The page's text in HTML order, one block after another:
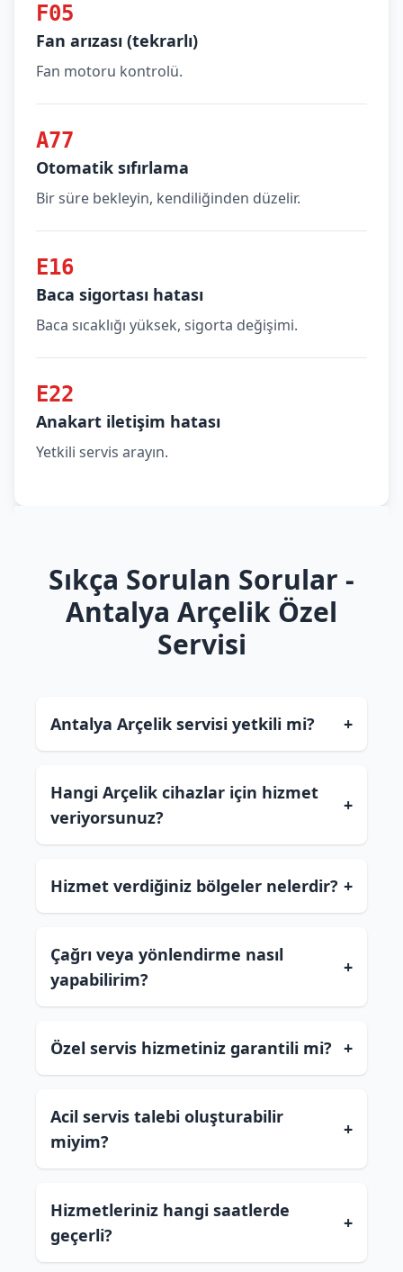
F05
Fan arızası (tekrarlı)
Fan motoru kontrolü.
A77
Otomatik sıfırlama
Bir süre bekleyin, kendiliğinden düzelir.
E16
Baca sigortası hatası
Baca sıcaklığı yüksek, sigorta değişimi.
E22
Anakart iletişim hatası
Yetkili servis arayın.
Sıkça Sorulan Sorular -
Antalya Arçelik Özel
Servisi
Antalya Arçelik servisi yetkili mi? +
Hangi Arçelik cihazlar için hizmet
veriyorsunuz?
+
Hizmet verdiğiniz bölgeler nelerdir? +
Çağrı veya yönlendirme nasıl
yapabilirim?
+
Özel servis hizmetiniz garantili mi? +
Acil servis talebi oluşturabilir
miyim?
+
Hizmetleriniz hangi saatlerde
geçerli?
+